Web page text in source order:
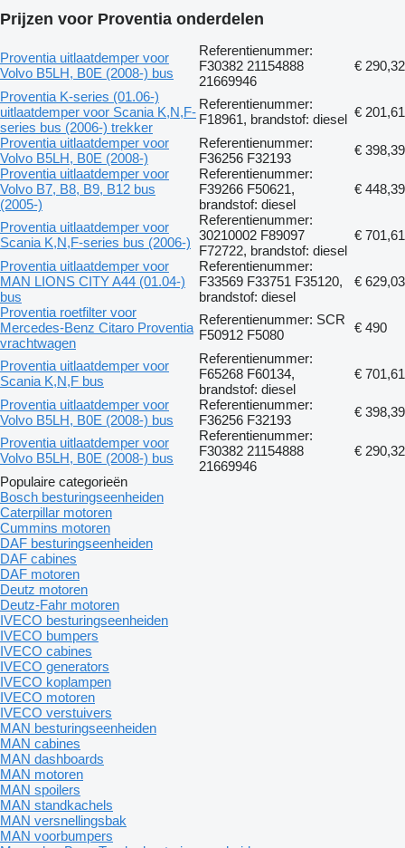
Prijzen voor Proventia onderdelen
Proventia uitlaatdemper voor
Volvo B5LH, B0E (2008-) bus
Referentienummer:
F30382 21154888
21669946
€ 290,32
Proventia K-series (01.06-)
uitlaatdemper voor Scania K,N,F-
series bus (2006-) trekker
Referentienummer:
F18961, brandstof: diesel € 201,61
Proventia uitlaatdemper voor
Volvo B5LH, B0E (2008-)
Referentienummer:
F36256 F32193
€ 398,39
Proventia uitlaatdemper voor
Volvo B7, B8, B9, B12 bus
(2005-)
Referentienummer:
F39266 F50621,
brandstof: diesel
€ 448,39
Proventia uitlaatdemper voor
Scania K,N,F-series bus (2006-)
Referentienummer:
30210002 F89097
F72722, brandstof: diesel
€ 701,61
Proventia uitlaatdemper voor
MAN LIONS CITY A44 (01.04-)
bus
Referentienummer:
F33569 F33751 F35120,
brandstof: diesel
€ 629,03
Proventia roetfilter voor
Mercedes-Benz Citaro Proventia
vrachtwagen
Referentienummer: SCR
F50912 F5080
€ 490
Proventia uitlaatdemper voor
Scania K,N,F bus
Referentienummer:
F65268 F60134,
brandstof: diesel
€ 701,61
Proventia uitlaatdemper voor
Volvo B5LH, B0E (2008-) bus
Referentienummer:
F36256 F32193
€ 398,39
Proventia uitlaatdemper voor
Volvo B5LH, B0E (2008-) bus
Referentienummer:
F30382 21154888
21669946
€ 290,32
Populaire categorieën
Bosch besturingseenheiden
Caterpillar motoren
Cummins motoren
DAF besturingseenheiden
DAF cabines
DAF motoren
Deutz motoren
Deutz-Fahr motoren
IVECO besturingseenheiden
IVECO bumpers
IVECO cabines
IVECO generators
IVECO koplampen
IVECO motoren
IVECO verstuivers
MAN besturingseenheiden
MAN cabines
MAN dashboards
MAN motoren
MAN spoilers
MAN standkachels
MAN versnellingsbak
MAN voorbumpers